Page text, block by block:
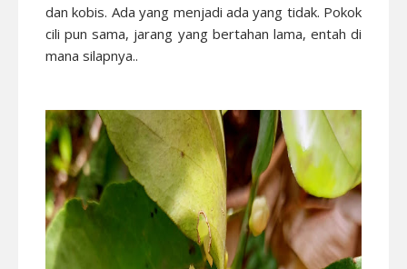
dan kobis. Ada yang menjadi ada yang tidak. Pokok
cili pun sama, jarang yang bertahan lama, entah di
mana silapnya..